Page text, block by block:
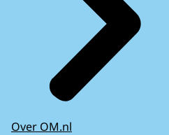
Over OM.nl